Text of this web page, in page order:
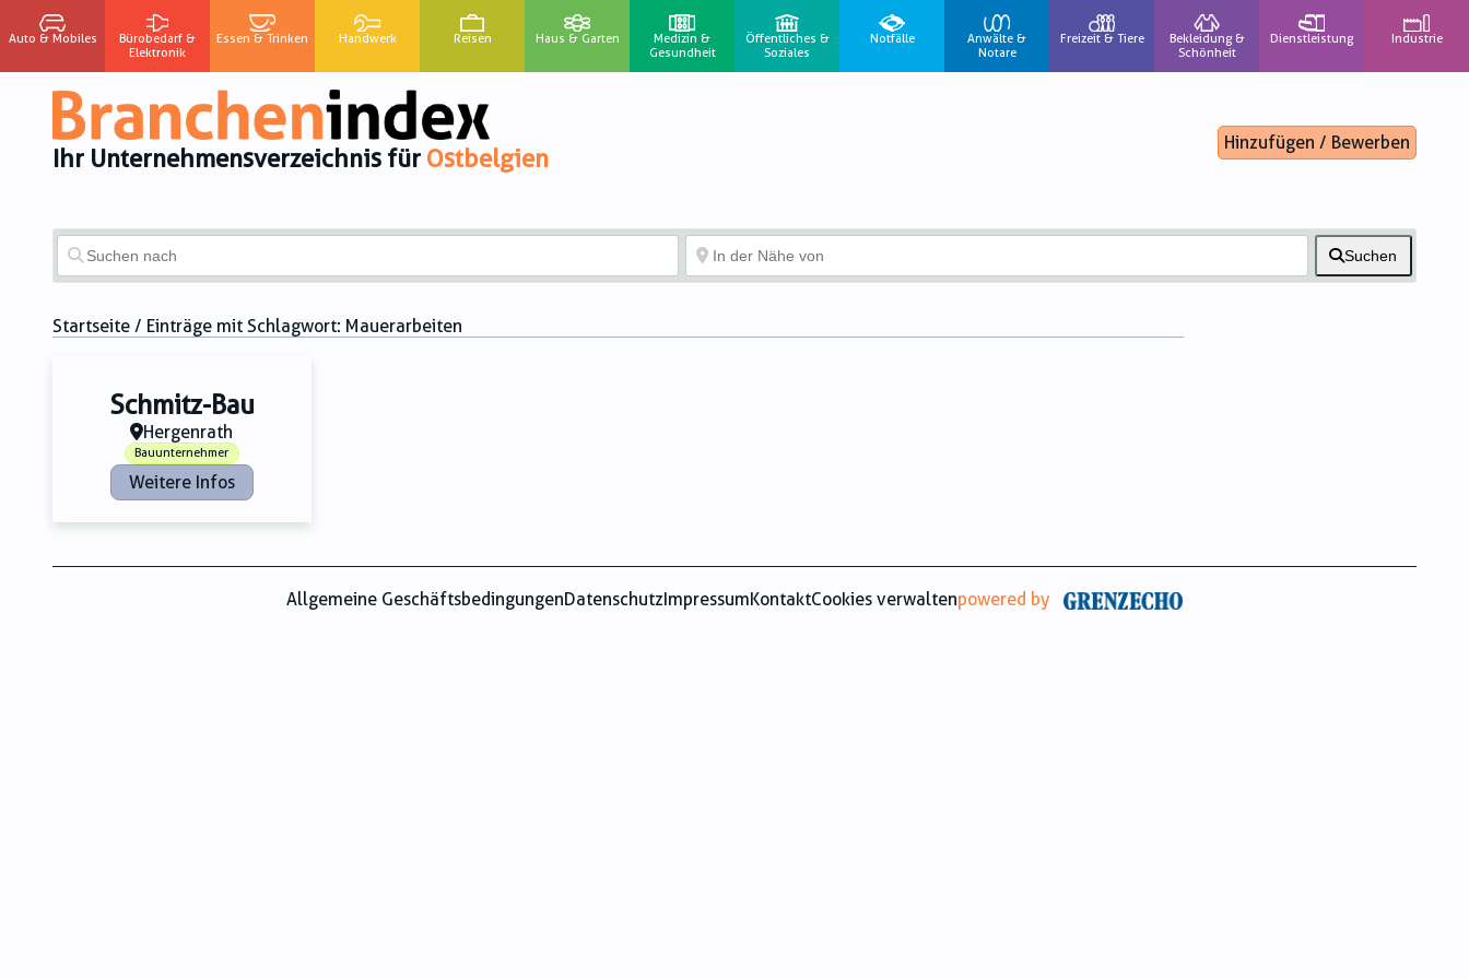
Auto & Mobiles
Bürobedarf &
Elektronik
Essen & Trinken Handwerk Reisen Haus & Garten
Medizin &
Gesundheit
Öffentliches &
Soziales
Notfälle
Anwälte &
Notare
Freizeit & Tiere
Bekleidung &
Schönheit
Dienstleistung Industrie
Ihr Unternehmensverzeichnis für Ostbelgien
Hinzufügen / Bewerben
Suchen
Startseite / Einträge mit Schlagwort: Mauerarbeiten
Schmitz-Bau
Hergenrath
Bauunternehmer
Weitere Infos
Allgemeine GeschäftsbedingungenDatenschutz Impressum KontaktCookies verwaltenpowered by